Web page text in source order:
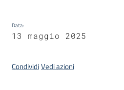
Servizi
Data:
13 maggio 2025
CondividiVedi azioni